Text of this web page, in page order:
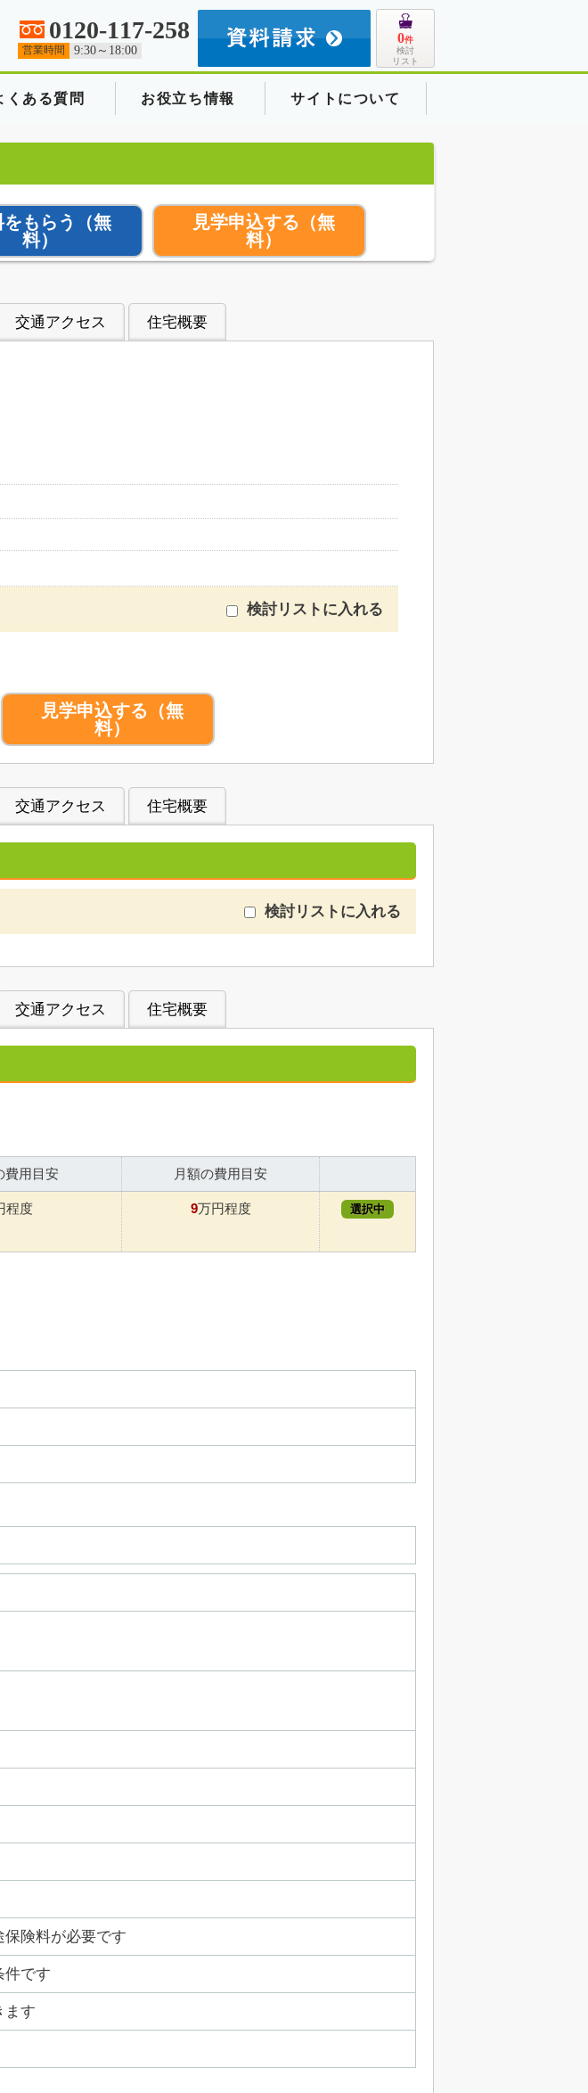
0120-117-258
営業時間 9:30～18:00
0件
検討
リスト
くある質問 お役立ち情報 サイトについて
もらう
（無
料）
見学申込する （無
料）
交通アクセス 住宅概要
検討リストに入れる
見学申込する （無
料）
交通アクセス 住宅概要
検討リストに入れる
交通アクセス 住宅概要
費用目安 月額の費用目安
程度 9万円程度 選択中
険料が必要です
件です
ます